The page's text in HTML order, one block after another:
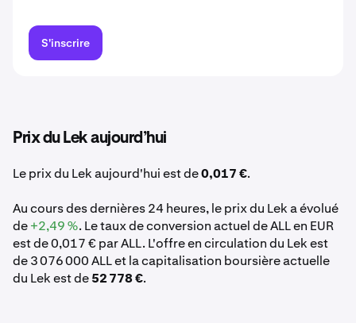
S'inscrire
Prix du Lek aujourd’hui
Le prix du Lek aujourd'hui est de0,017 €.
Au cours des dernières 24 heures, le prix du Lek a évolué
de+2,49 %. Le taux de conversion actuel de ALL en EUR
est de 0,017 € par ALL. L'offre en circulation du Lek est
de 3 076 000 ALL et la capitalisation boursière actuelle
du Lek est de52 778 €.